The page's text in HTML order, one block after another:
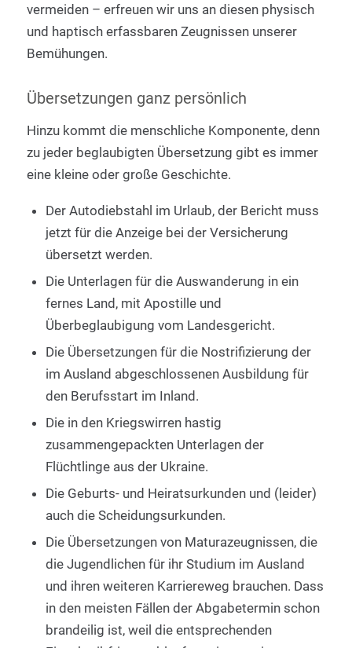
vermeiden – erfreuen wir uns an diesen physisch
und haptisch erfassbaren Zeugnissen unserer
Bemühungen.
Übersetzungen ganz persönlich
Hinzu kommt die menschliche Komponente, denn
zu jeder beglaubigten Übersetzung gibt es immer
eine kleine oder große Geschichte.
Der Autodiebstahl im Urlaub, der Bericht muss
jetzt für die Anzeige bei der Versicherung
übersetzt werden.
Die Unterlagen für die Auswanderung in ein
fernes Land, mit Apostille und
Überbeglaubigung vom Landesgericht.
Die Übersetzungen für die Nostrifizierung der
im Ausland abgeschlossenen Ausbildung für
den Berufsstart im Inland.
Die in den Kriegswirren hastig
zusammengepackten Unterlagen der
Flüchtlinge aus der Ukraine.
Die Geburts- und Heiratsurkunden und (leider)
auch die Scheidungsurkunden.
Die Übersetzungen von Maturazeugnissen, die
die Jugendlichen für ihr Studium im Ausland
und ihren weiteren Karriereweg brauchen. Dass
in den meisten Fällen der Abgabetermin schon
brandeilig ist, weil die entsprechenden